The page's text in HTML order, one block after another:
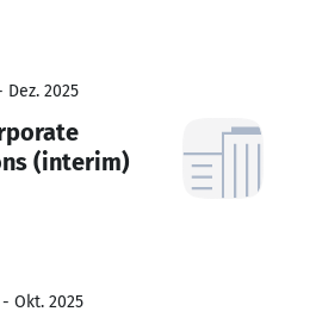
Dez. 2025
(interim)
Okt. 2025